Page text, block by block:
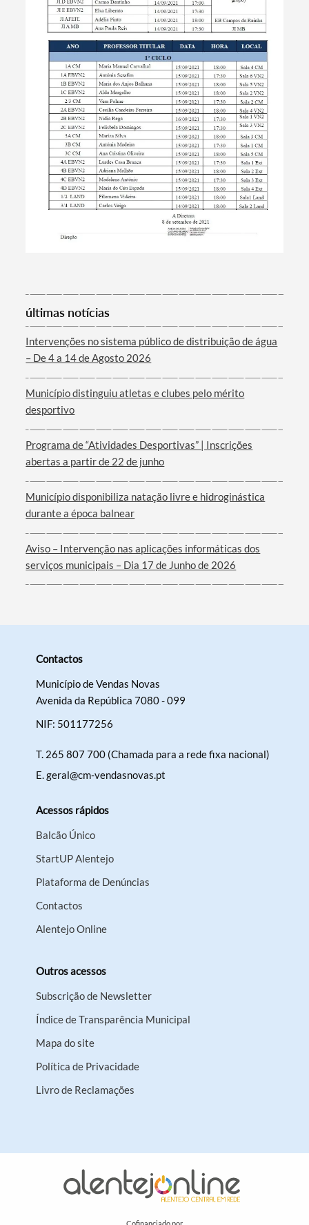
Termo de Pesquisa
Categorias gerais
últimas notícias
Intervenções no sistema público de distribuição de água
– De 4 a 14 de Agosto 2026
Município distinguiu atletas e clubes pelo mérito
desportivo
Programa de “Atividades Desportivas” | Inscrições
abertas a partir de 22 de junho
Município disponibiliza natação livre e hidroginástica
durante a época balnear
Aviso – Intervenção nas aplicações informáticas dos
serviços municipais – Dia 17 de Junho de 2026
Contactos
Município de Vendas Novas
Avenida da República 7080 - 099
NIF: 501177256
T. 265 807 700 (Chamada para a rede fixa nacional)
E.geral@cm-vendasnovas.pt
Acessos rápidos
Balcão Único
StartUP Alentejo
Plataforma de Denúncias
Contactos
Alentejo Online
Outros acessos
Subscrição de Newsletter
Índice de Transparência Municipal
Mapa do site
Política de Privacidade
Livro de Reclamações
Cofinanciado por